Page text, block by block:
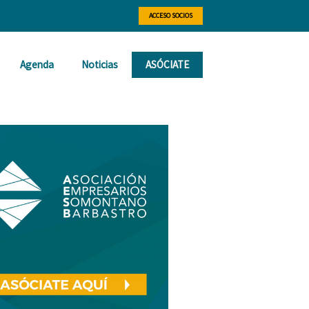
ACCESO SOCIOS
Agenda Noticias ASÓCIATE